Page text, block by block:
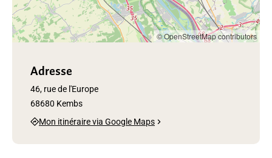
© OpenStreetMap contributors
Adresse
46, rue de l'Europe
68680 Kembs
Mon itinéraire via Google Maps